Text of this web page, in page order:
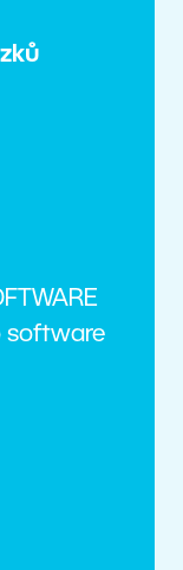
software